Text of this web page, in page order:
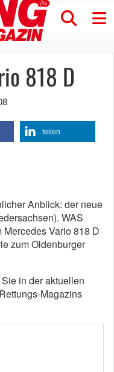
818 D
teilen
Anblick: der neue
WAS
Vario 818 D
zum Oldenburger
in der aktuellen
Magazins